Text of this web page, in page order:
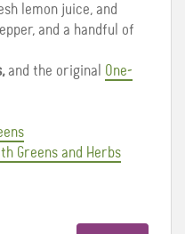
lemon juice, and
and a handful of
and the original One-
Greens and Herbs